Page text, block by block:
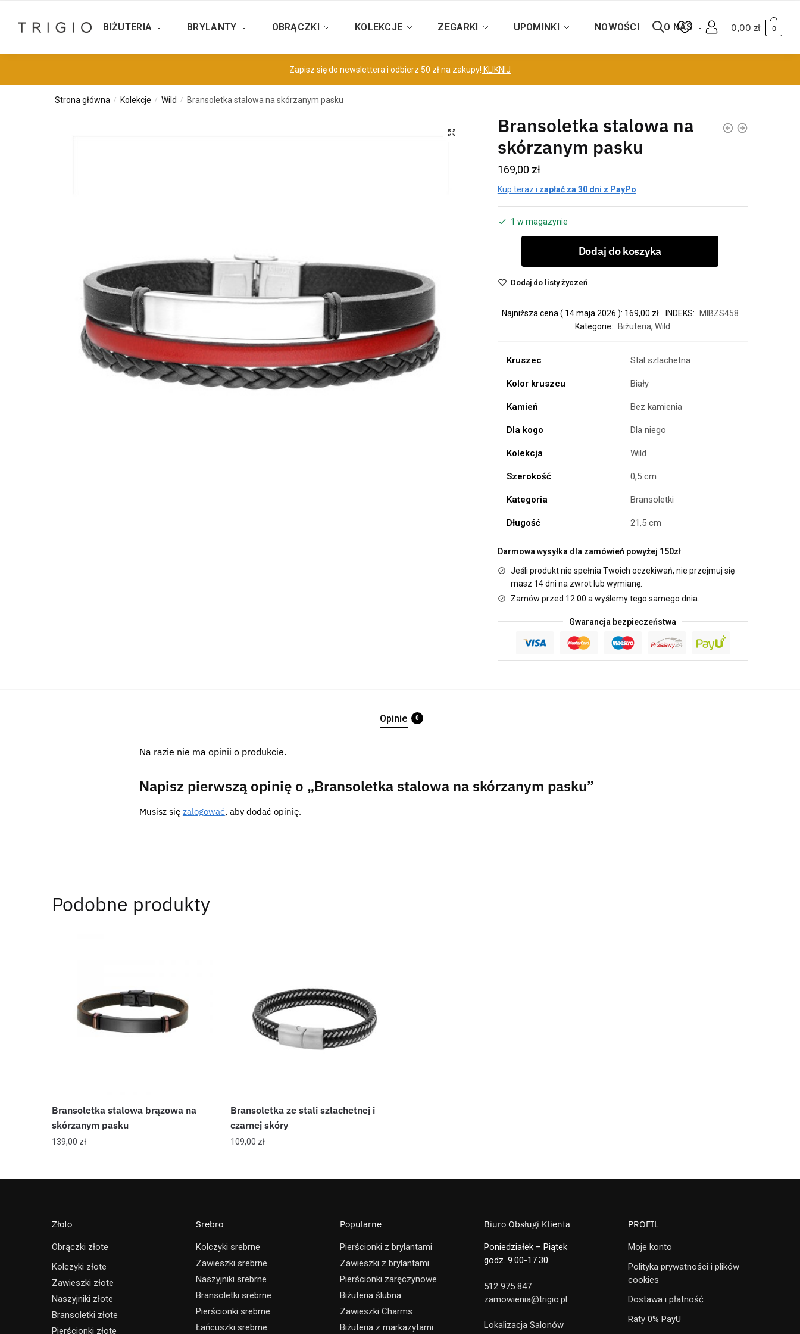
BIŻUTERIA BRYLANTY OBRĄCZKI KOLEKCJE ZEGARKI UPOMINKI NOWOŚCI O NAS 0,00 zł 0
Zapisz się do newslettera i odbierz 50 zł na zakupy! KLIKNIJ
Strona główna / Kolekcje / Wild / Bransoletka stalowa na skórzanym pasku
Bransoletka stalowa na
skórzanym pasku
169,00 zł
Kup teraz i zapłać za 30 dni z PayPo
1 w magazynie
Dodaj do koszyka
Dodaj do listy życzeń
Najniższa cena ( 14 maja 2026 ): 169,00 zł INDEKS:
MIBZS458
Kategorie:
Biżuteria,Wild
Kruszec Stal szlachetna
Kolor kruszcu Biały
Kamień Bez kamienia
Dla kogo Dla niego
Kolekcja Wild
Szerokość 0,5 cm
Kategoria Bransoletki
Długość 21,5 cm
Darmowa wysyłka dla zamówień powyżej 150zł
Jeśli produkt nie spełnia Twoich oczekiwań, nie przejmuj się
masz 14 dni na zwrot lub wymianę.
Zamów przed 12:00 a wyślemy tego samego dnia.
Gwarancja bezpieczeństwa
Opinie 0
Na razie nie ma opinii o produkcie.
Napisz pierwszą opinię o „Bransoletka stalowa na skórzanym pasku”
Musisz się zalogować, aby dodać opinię.
Podobne produkty
Bransoletka stalowa brązowa na
skórzanym pasku
139,00 zł
Bransoletka ze stali szlachetnej i
czarnej skóry
109,00 zł
Złoto
Obrączki złote
Kolczyki złote
Zawieszki złote
Naszyjniki złote
Bransoletki złote
Pierścionki złote
Srebro
Kolczyki srebrne
Zawieszki srebrne
Naszyjniki srebrne
Bransoletki srebrne
Pierścionki srebrne
Łańcuszki srebrne
Popularne
Pierścionki z brylantami
Zawieszki z brylantami
Pierścionki zaręczynowe
Biżuteria ślubna
Zawieszki Charms
Biżuteria z markazytami
Biuro Obsługi Klienta
Poniedziałek – Piątek
godz. 9.00-17.30
512 975 847
zamowienia@trigio.pl
Lokalizacja Salonów
PROFIL
Moje konto
Polityka prywatności i plików
cookies
Dostawa i płatność
Raty 0% PayU